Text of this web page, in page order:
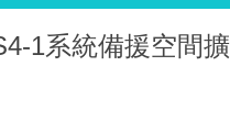
1系統備援空間擴